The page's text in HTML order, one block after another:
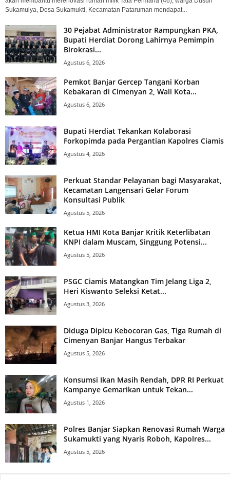
Sukamulya, Desa Sukamukti, Kecamatan Pataruman mendapat...
30 Pejabat Administrator Rampungkan PKA,
Bupati Herdiat Dorong Lahirnya Pemimpin
Birokrasi...
Agustus 6, 2026
Pemkot Banjar Gercep Tangani Korban
Kebakaran di Cimenyan 2, Wali Kota...
Agustus 6, 2026
Bupati Herdiat Tekankan Kolaborasi
Forkopimda pada Pergantian Kapolres Ciamis
Agustus 4, 2026
Perkuat Standar Pelayanan bagi Masyarakat,
Kecamatan Langensari Gelar Forum
Konsultasi Publik
Agustus 5, 2026
Ketua HMI Kota Banjar Kritik Keterlibatan
KNPI dalam Muscam, Singgung Potensi...
Agustus 5, 2026
PSGC Ciamis Matangkan Tim Jelang Liga 2,
Heri Kiswanto Seleksi Ketat...
Agustus 3, 2026
Diduga Dipicu Kebocoran Gas, Tiga Rumah di
Cimenyan Banjar Hangus Terbakar
Agustus 5, 2026
Konsumsi Ikan Masih Rendah, DPR RI Perkuat
Kampanye Gemarikan untuk Tekan...
Agustus 1, 2026
Polres Banjar Siapkan Renovasi Rumah Warga
Sukamukti yang Nyaris Roboh, Kapolres...
Agustus 5, 2026